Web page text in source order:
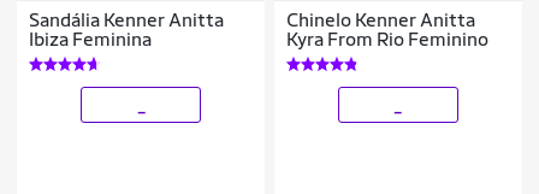
Sandália Kenner Anitta
Ibiza Feminina
Chinelo Kenner Anitta
Kyra From Rio Feminino